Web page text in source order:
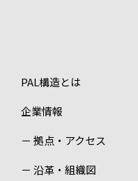
PAL構造とは
企業情報
－ 拠点・アクセス
－ 沿革・組織図